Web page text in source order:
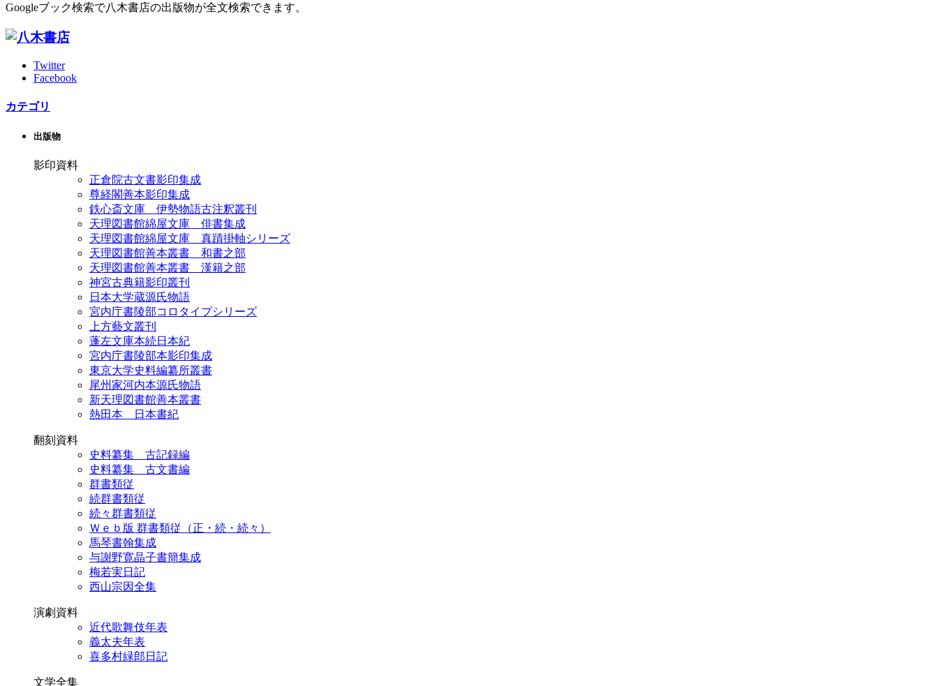
Googleブック検索で八木書店の出版物が全文検索できます。
Twitter
Facebook
カテゴリ
出版物
影印資料
正倉院古文書影印集成
尊経閣善本影印集成
鉄心斎文庫 伊勢物語古注釈叢刊
天理図書館綿屋文庫 俳書集成
天理図書館綿屋文庫 真蹟掛軸シリーズ
天理図書館善本叢書 和書之部
天理図書館善本叢書 漢籍之部
神宮古典籍影印叢刊
日本大学蔵源氏物語
宮内庁書陵部コロタイプシリーズ
上方藝文叢刊
蓬左文庫本続日本紀
宮内庁書陵部本影印集成
東京大学史料編纂所叢書
尾州家河内本源氏物語
新天理図書館善本叢書
熱田本 日本書紀
翻刻資料
史料纂集 古記録編
史料纂集 古文書編
群書類従
続群書類従
続々群書類従
Ｗｅｂ版 群書類従（正・続・続々）
馬琴書翰集成
与謝野寛晶子書簡集成
梅若実日記
西山宗因全集
演劇資料
近代歌舞伎年表
義太夫年表
喜多村緑郎日記
文学全集